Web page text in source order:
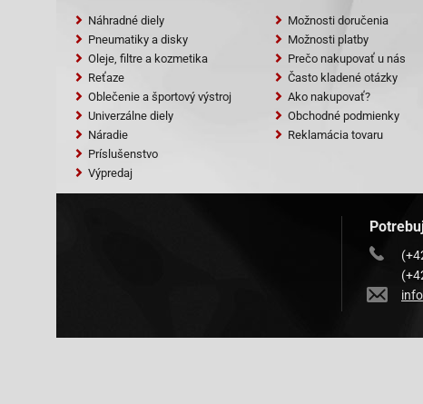
Náhradné diely
Pneumatiky a disky
Oleje, filtre a kozmetika
Reťaze
Oblečenie a športový výstroj
Univerzálne diely
Náradie
Príslušenstvo
Výpredaj
Možnosti doručenia
Možnosti platby
Prečo nakupovať u nás
Často kladené otázky
Ako nakupovať?
Obchodné podmienky
Reklamácia tovaru